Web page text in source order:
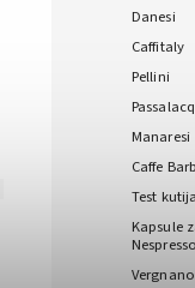
Danesi
Caffitaly
Pellini
Manaresi
Caffe
Test kutija
Kapsule
Vergnano